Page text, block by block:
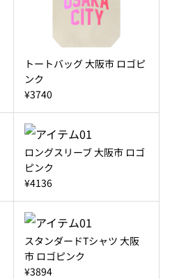
トートバッグ 大阪市 ロゴピ
ンク
¥3740
ロングスリーブ 大阪市 ロゴ
ピンク
¥4136
スタンダードTシャツ 大阪
市 ロゴピンク
¥3894